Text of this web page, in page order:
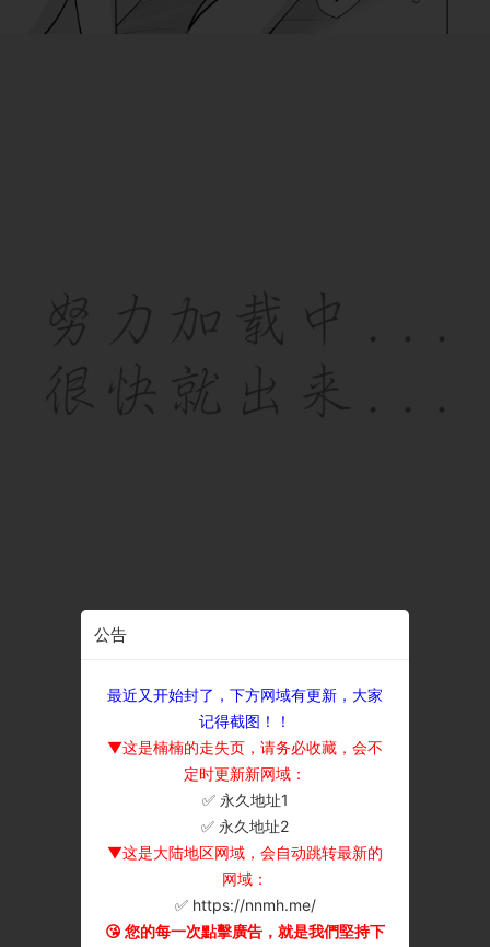
公告
最近又开始封了，下方网域有更新，大家
记得截图！！
▼这是楠楠的走失页，请务必收藏，会不
定时更新新网域：
✅ 永久地址1
✅ 永久地址2
▼这是大陆地区网域，会自动跳转最新的
网域：
✅ https://nnmh.me/
😘 您的每一次點擊廣告，就是我們堅持下